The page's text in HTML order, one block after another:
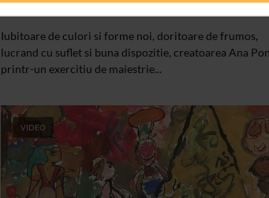
Iubitoare de culori si forme noi, doritoare de frumos,
lucrand cu suflet si buna dispozitie, creatoarea Ana
printr-un exercitiu de maiestrie...
VIDEO